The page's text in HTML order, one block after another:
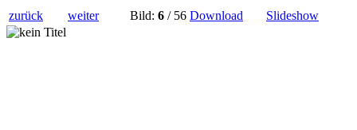
zurück weiter Bild: 6 / 56 Download Slideshow